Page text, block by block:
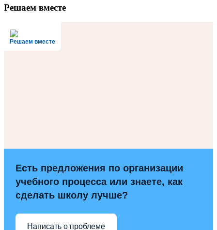
Решаем вместе
Решаем вместе
Есть предложения по организации
учебного процесса или знаете, как
сделать школу лучше?
Написать о проблеме